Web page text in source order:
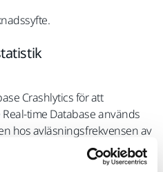
Crashlytics för att
time Database används
hos avläsningsfrekvensen av
vid anslutning till ett
Analytics används för att